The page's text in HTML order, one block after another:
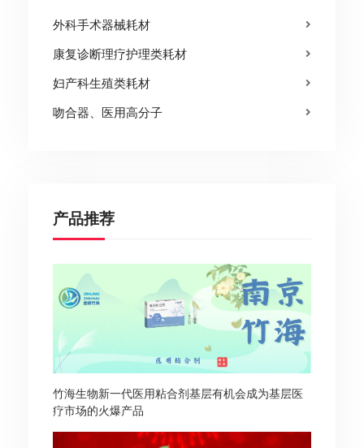
外科手术器械耗材
康复诊断理疗护理类耗材
妇产科生殖类耗材
吻合器、医用高分子
产品推荐
竹海生物新一代医用粘合剂基层有机会成为基层医
疗市场的火爆产品